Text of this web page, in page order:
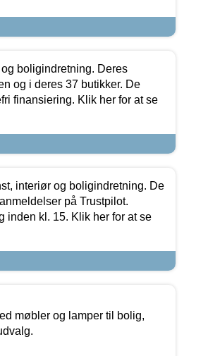
boligindretning. Deres
og i deres 37 butikker. De
finansiering. Klik her for at se
interiør og boligindretning. De
på Trustpilot.
inden kl. 15. Klik her for at se
møbler og lamper til bolig,